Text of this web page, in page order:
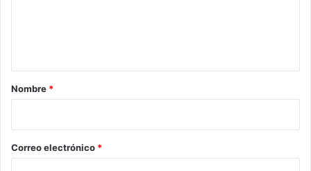
r
*
Nombre *
Correo electrónico *